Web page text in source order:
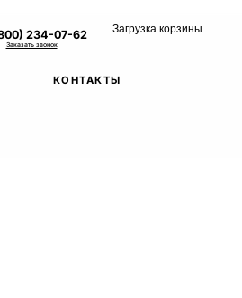
234-07-62
Заказать звонок
Загрузка корзины
КОНТАКТЫ